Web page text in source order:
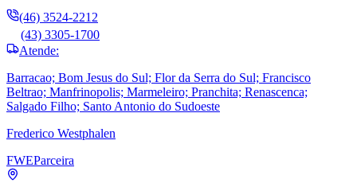
(46) 3524-2212
(43) 3305-1700
Atende:
Barracao; Bom Jesus do Sul; Flor da Serra do Sul; Francisco
Beltrao; Manfrinopolis; Marmeleiro; Pranchita; Renascenca;
Salgado Filho; Santo Antonio do Sudoeste
Frederico Westphalen
FWEParceira